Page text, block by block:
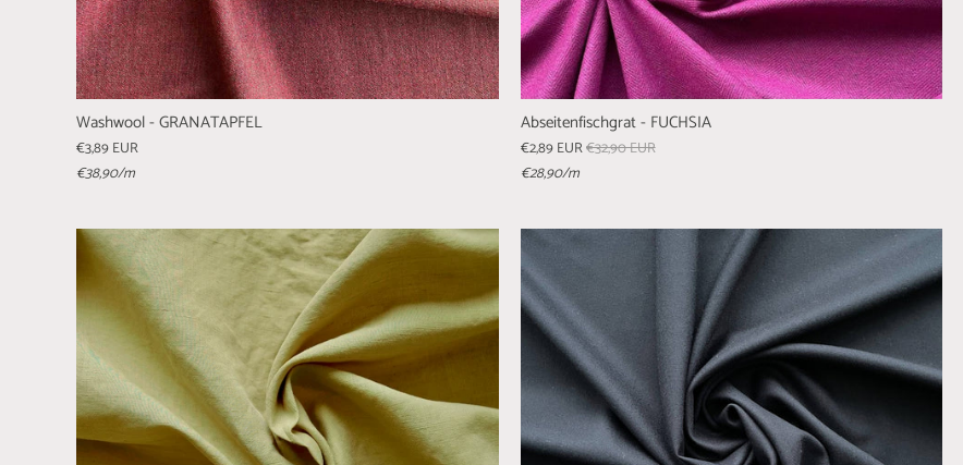
Washwool - GRANATAPFEL
€3,89 EUR
€38,90/m
Abseitenfischgrat - FUCHSIA
€2,89 EUR€32,90 EUR
€28,90/m